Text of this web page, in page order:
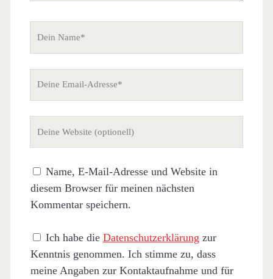
erforderlich)
Name, E-Mail-Adresse und Website in
diesem Browser für meinen nächsten
Kommentar speichern.
Ich habe die Datenschutzerklärung zur
Kenntnis genommen. Ich stimme zu, dass
meine Angaben zur Kontaktaufnahme und für